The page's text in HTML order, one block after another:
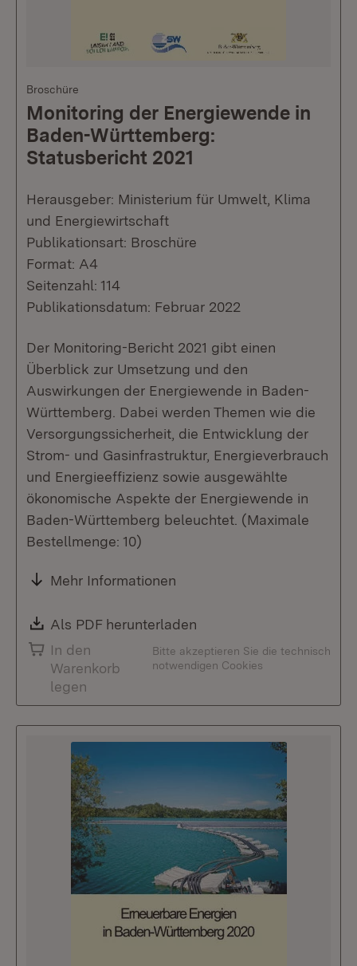
Broschüre
Monitoring der Energiewende in
Baden-Württemberg:
Statusbericht 2021
Herausgeber: Ministerium für Umwelt, Klima
und Energiewirtschaft
Publikationsart: Broschüre
Format: A4
Seitenzahl: 114
Publikationsdatum: Februar 2022
Der Monitoring-Bericht 2021 gibt einen
Überblick zur Umsetzung und den
Auswirkungen der Energiewende in Baden-
Württemberg. Dabei werden Themen wie die
Versorgungssicherheit, die Entwicklung der
Strom- und Gasinfrastruktur, Energieverbrauch
und Energieeffizienz sowie ausgewählte
ökonomische Aspekte der Energiewende in
Baden-Württemberg beleuchtet. (Maximale
Bestellmenge: 10)
Mehr Informationen
Download:
Als PDF herunterladen
In den
Warenkorb
legen
Bitte akzeptieren Sie die technisch
notwendigen Cookies